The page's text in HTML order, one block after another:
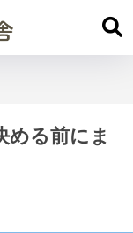
める前にま